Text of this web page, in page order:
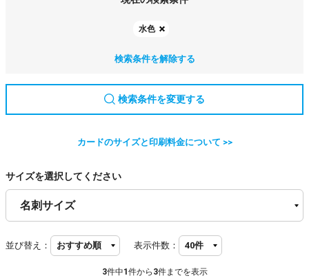
水色
検索条件を解除する
検索条件を変更する
カードのサイズと印刷料金について >>
サイズを選択してください
並び替え： 表示件数：
3件中1 件から 3件までを表示